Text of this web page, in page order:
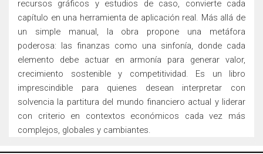
recursos gráficos y estudios de caso, convierte cada
capítulo en una herramienta de aplicación real. Más allá de
un simple manual, la obra propone una metáfora
poderosa: las finanzas como una sinfonía, donde cada
elemento debe actuar en armonía para generar valor,
crecimiento sostenible y competitividad. Es un libro
imprescindible para quienes desean interpretar con
solvencia la partitura del mundo financiero actual y liderar
con criterio en contextos económicos cada vez más
complejos, globales y cambiantes.